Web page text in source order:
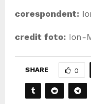
corespondent:
credit foto: Ion-
SHARE 0